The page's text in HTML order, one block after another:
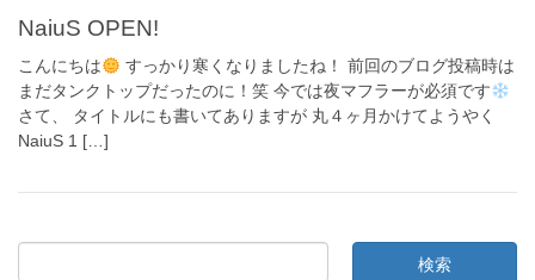
NaiuS OPEN!
こんにちは
すっかり寒くなりましたね！ 前回のブログ投稿時は
まだタンクトップだったのに！笑 今では夜マフラーが必須です
さて、 タイトルにも書いてありますが 丸４ヶ月かけてようやく
NaiuS 1 […]